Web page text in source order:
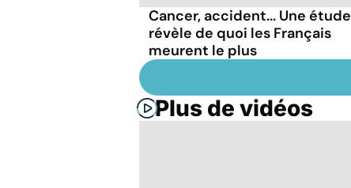
Cancer, accident... Une étude
révèle de quoi les Français
meurent le plus
Plus de vidéos